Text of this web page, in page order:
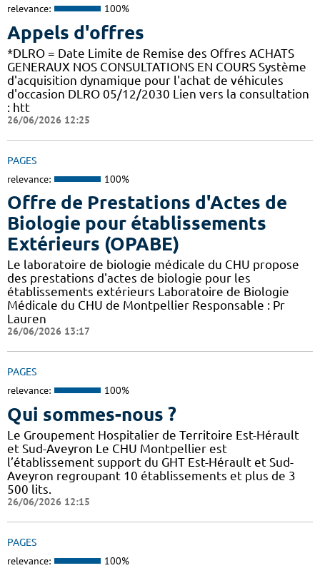
relevance: 100%
Appels d'offres
*DLRO = Date Limite de Remise des Offres ACHATS
GENERAUX NOS CONSULTATIONS EN COURS Système
d'acquisition dynamique pour l'achat de véhicules
d'occasion DLRO 05/12/2030 Lien vers la consultation
: htt
26/06/2026 12:25
PAGES
relevance: 100%
Offre de Prestations d'Actes de
Biologie pour établissements
Extérieurs (OPABE)
Le laboratoire de biologie médicale du CHU propose
des prestations d'actes de biologie pour les
établissements extérieurs Laboratoire de Biologie
Médicale du CHU de Montpellier Responsable : Pr
Lauren
26/06/2026 13:17
PAGES
relevance: 100%
Qui sommes-nous ?
Le Groupement Hospitalier de Territoire Est-Hérault
et Sud-Aveyron Le CHU Montpellier est
l’établissement support du GHT Est-Hérault et Sud-
Aveyron regroupant 10 établissements et plus de 3
500 lits.
26/06/2026 12:15
PAGES
relevance: 100%